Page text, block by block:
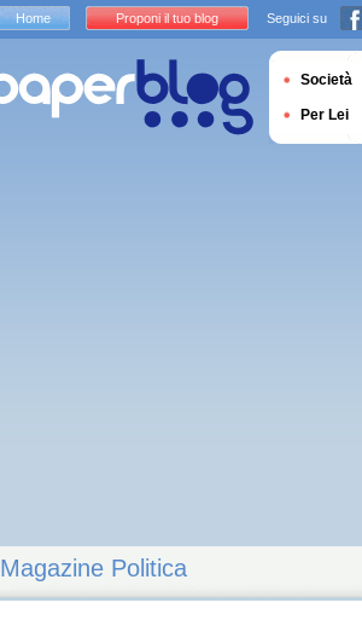
Magazine Politica
Home Proponi il tuo blog Seguici su
Società
Per Lei